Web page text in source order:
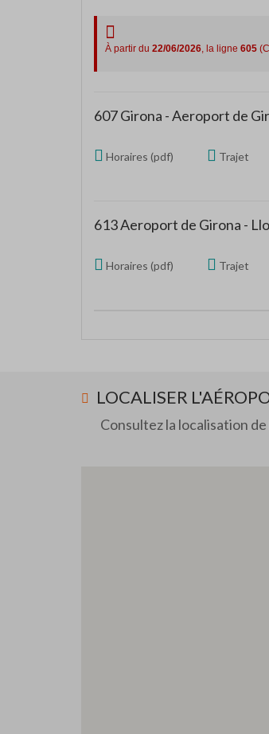
À partir du 22/06/2026, la ligne 605
607 Girona - Aeroport de
Horaires (pdf) Trajet
613 Aeroport de Girona -
Horaires (pdf) Trajet
LOCALISER
Consultez la localisation